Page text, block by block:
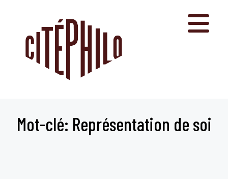
Mot-clé: Représentation de soi